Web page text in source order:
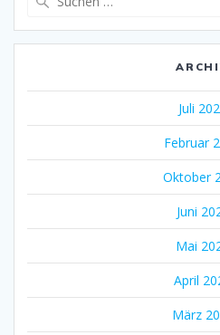
Juli
Februar
Oktober
Juni
Mai
April
März